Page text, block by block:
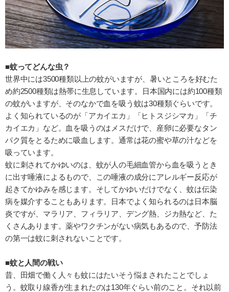
■蚊ってどんな虫？
世界中には3500種類以上の蚊がいますが、暑いところを好むた
め約2500種類は熱帯に生息しています。日本国内には約100種類
の蚊がいますが、そのなかで血を吸う蚊は30種類ぐらいです。
よく知られているのが「アカイエカ」「ヒトスジシマカ」「チ
カイエカ」など。血を吸うのはメスだけで、産卵に必要なタン
パク質をとるために吸血します。通常は花の蜜や草の汁などを
吸っています。
蚊に刺されてかゆいのは、蚊が人の毛細血管から血を吸うとき
に出す唾液によるもので、この唾液の成分にアレルギー反応が
起きてかゆみを感じます。そしてかゆいだけでなく、蚊は伝染
病を媒介することもあります。日本でよく知られるのは日本脳
炎ですが、マラリア、フィラリア、デング熱、ジカ熱など、た
くさんあります。薬やワクチンがない病気もあるので、予防法
の第一は蚊に刺されないことです。
■蚊と人間の戦い
昔、田畑で働く人々も蚊にはたいそう悩まされたことでしょ
う。蚊取り線香が生まれたのは130年ぐらい前のこと。それ以前